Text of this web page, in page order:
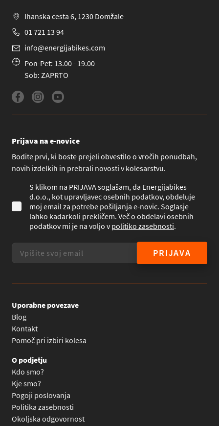
Ihanska cesta 6, 1230 Domžale
01 721 13 94
info@energijabikes.com
Pon-Pet: 13.00 - 19.00
Sob: ZAPRTO
Prijava na e-novice
Bodite prvi, ki boste prejeli obvestilo o vročih ponudbah,
novih izdelkih in prebrali novosti v kolesarstvu.
S klikom na PRIJAVA soglašam, da Energijabikes
d.o.o., kot upravljavec osebnih podatkov, obdeluje
moj email za potrebe pošiljanja e-novic. Soglasje
lahko kadarkoli prekličem. Več o obdelavi osebnih
podatkov mi je na voljo vpolitiko zasebnosti.
PRIJAVA
Uporabne povezave
Blog
Kontakt
Pomoč pri izbiri kolesa
O podjetju
Kdo smo?
Kje smo?
Pogoji poslovanja
Politika zasebnosti
Okoljska odgovornost